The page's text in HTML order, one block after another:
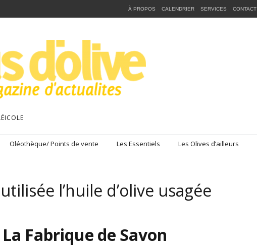
Oléothèque/ Points de vente Les Essentiels Les Olives d’ailleurs
l’huile d’olive usagée
Fabrique de Savon
À PROPOS CALENDRIER SERVICES CONTACT